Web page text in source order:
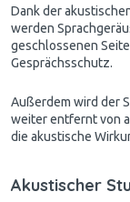
Dank der
werden
geschlossenen
Gesprächsschutz.
Außerdem wird der
weiter entfernt von
die akustische
Akustischer